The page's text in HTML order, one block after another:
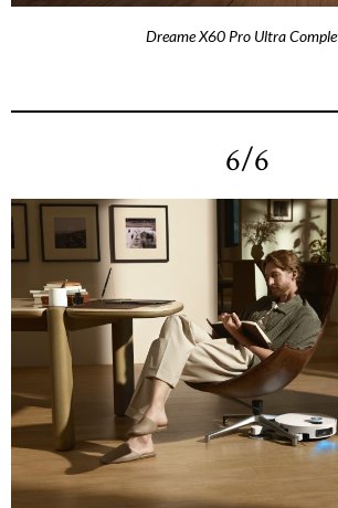
Dreame X60 Pro Ultra
6/6